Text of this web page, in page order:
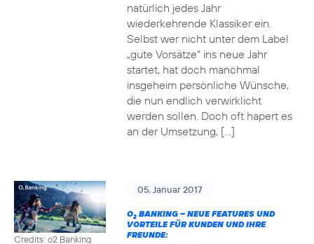
natürlich jedes Jahr
wiederkehrende Klassiker ein.
Selbst wer nicht unter dem Label
„gute Vorsätze“ ins neue Jahr
startet, hat doch manchmal
insgeheim persönliche Wünsche,
die nun endlich verwirklicht
werden sollen. Doch oft hapert es
an der Umsetzung, […]
Credits: o2 Banking
05. Januar 2017
O2BANKING – NEUE FEATURES UND
VORTEILE FÜR KUNDEN UND IHRE
FREUNDE: